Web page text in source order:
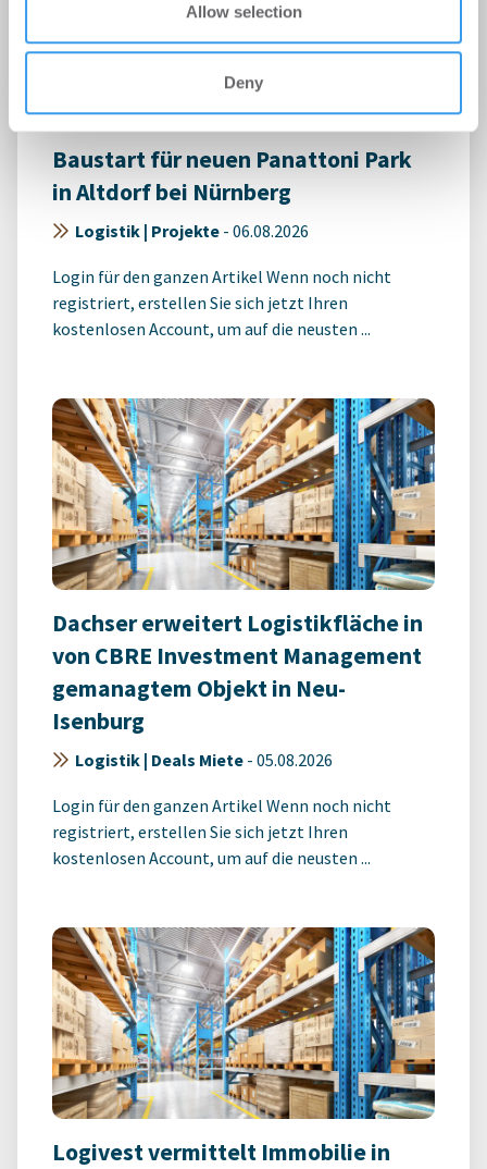
Allow selection
Deny
Baustart für neuen Panattoni Park
in Altdorf bei Nürnberg
Logistik | Projekte - 06.08.2026
Login für den ganzen Artikel Wenn noch nicht
registriert, erstellen Sie sich jetzt Ihren
kostenlosen Account, um auf die neusten ...
Dachser erweitert Logistikfläche in
von CBRE Investment Management
gemanagtem Objekt in Neu-
Isenburg
Logistik | Deals Miete - 05.08.2026
Login für den ganzen Artikel Wenn noch nicht
registriert, erstellen Sie sich jetzt Ihren
kostenlosen Account, um auf die neusten ...
Logivest vermittelt Immobilie in